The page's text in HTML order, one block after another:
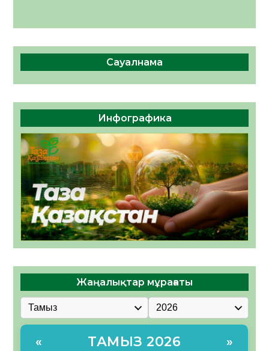
Сауалнама
Инфографика
Жаңалықтар мұрағаты
« ТАМЫЗ 2026 »